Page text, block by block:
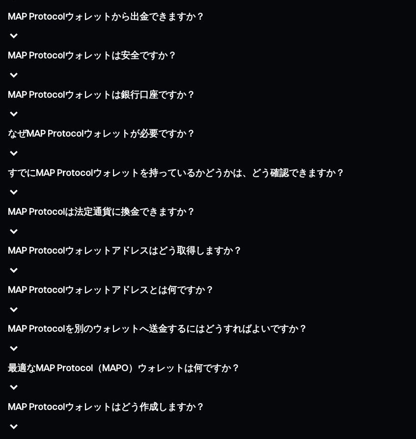
MAP Protocolウォレットから出金できますか？
MAP Protocolウォレットは安全ですか？
MAP Protocolウォレットは銀行口座ですか？
なぜMAP Protocolウォレットが必要ですか？
すでにMAP Protocolウォレットを持っているかどうかは、どう確認できますか？
MAP Protocolは法定通貨に換金できますか？
MAP Protocolウォレットアドレスはどう取得しますか？
MAP Protocolウォレットアドレスとは何ですか？
MAP Protocolを別のウォレットへ送金するにはどうすればよいですか？
最適なMAP Protocol（MAPO）ウォレットは何ですか？
MAP Protocolウォレットはどう作成しますか？